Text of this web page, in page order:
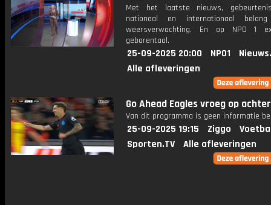
Met het laatste nieuws,
nationaal en internationaal
weersverwachting. En op NPO 1
gebarentaal.
25-09-2025 20:00 NPO1
Alle afleveringen
Go Ahead Eagles vroeg op
Van dit programma is geen informatie
25-09-2025 19:15 Ziggo
Sporten.TV
Alle afleveringen